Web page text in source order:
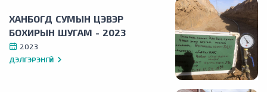
ХАНБОГД СУМЫН ЦЭВЭР
БОХИРЫН ШУГАМ - 2023
2023
ДЭЛГЭРЭНГҮЙ